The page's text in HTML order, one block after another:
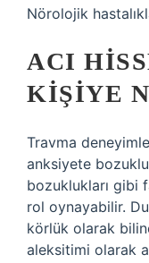
Nörolojik
ACI
KIŞIYE
Travma
anksiyete
bozuklukları gibi
rol oynayabilir.
körlük olarak
aleksitimi olarak